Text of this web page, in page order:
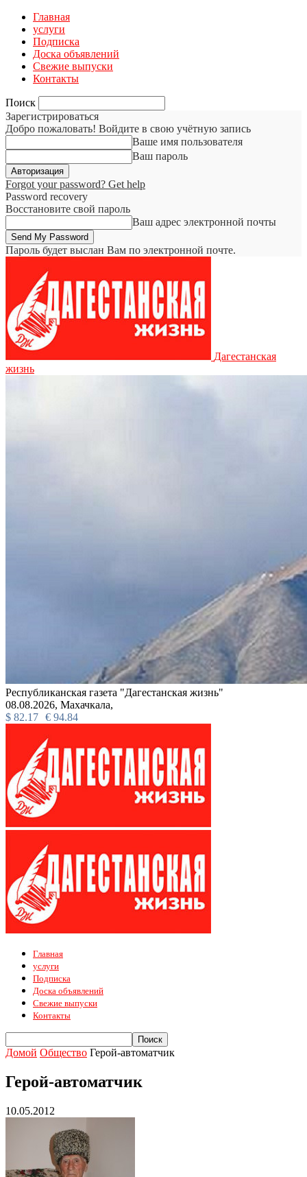
Главная
услуги
Подписка
Доска объявлений
Свежие выпуски
Контакты
Поиск
Зарегистрироваться
Добро пожаловать! Войдите в свою учётную запись
Ваше имя пользователя
Ваш пароль
Forgot your password? Get help
Password recovery
Восстановите свой пароль
Ваш адрес электронной почты
Пароль будет выслан Вам по электронной почте.
Дагестанская
жизнь
Республиканская газета "Дагестанская жизнь"
08.08.2026, Махачкала,
$ 82.17 € 94.84
Главная
услуги
Подписка
Доска объявлений
Свежие выпуски
Контакты
Домой Общество Герой-автоматчик
Герой-автоматчик
10.05.2012